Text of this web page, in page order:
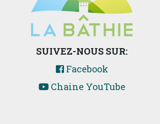
SUIVEZ-NOUS SUR:
Facebook
Chaine YouTube